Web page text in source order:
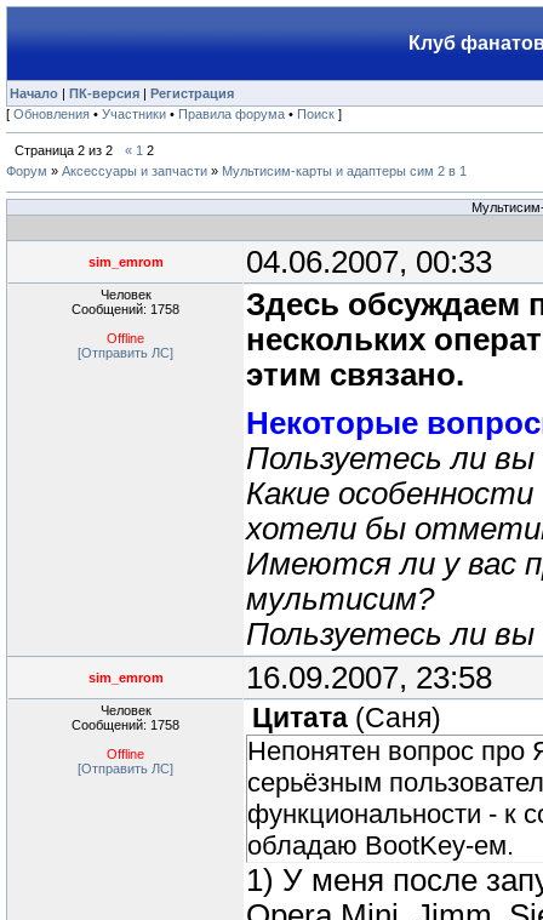
Клуб
Начало | ПК-версия | Регистрация
[ Обновления • Участники • Правила форума • Поиск ]
Страница 2 из 2 « 1 2
Форум » Аксессуары и запчасти » Мультисим-карты и адаптеры сим 2 в 1
sim_emrom 04.06.2007, 00:33
Человек
Сообщений: 1758
Offline
[Отправить ЛС]
Здесь обсуждаем
нескольких
этим связано.
Некоторые
Пользуетесь ли
Какие
хотели бы
Имеются ли у вас
мультисим?
Пользуетесь ли
sim_emrom 16.09.2007, 23:58
Человек
Сообщений: 1758
Offline
[Отправить ЛС]
Цитата (Саня)
Непонятен вопрос про
серьёзным
функциональности - к
обладаю BootKey-ем.
1) У меня после